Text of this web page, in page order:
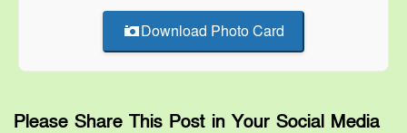
Download Photo Card
Please Share This Post in Your Social Media